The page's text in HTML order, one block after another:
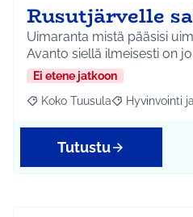
Rusutjärvelle
Uimaranta mistä pääsisi
Avanto siellä ilmeisesti on
Ei etene jatkoon
Rajaa tulokset aihepiirin
Koko Tuusula Rajaa
Hyvinvointi
Tutustu